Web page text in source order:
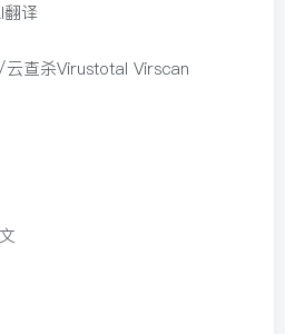
译
查杀Virustotal Virscan